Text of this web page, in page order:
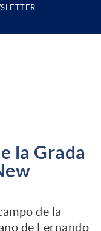
la Grada
de la
de Fernando